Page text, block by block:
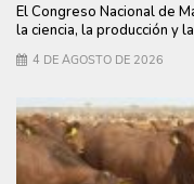
El Congreso Nacional de
la ciencia, la producción y
4 DE AGOSTO DE 2026